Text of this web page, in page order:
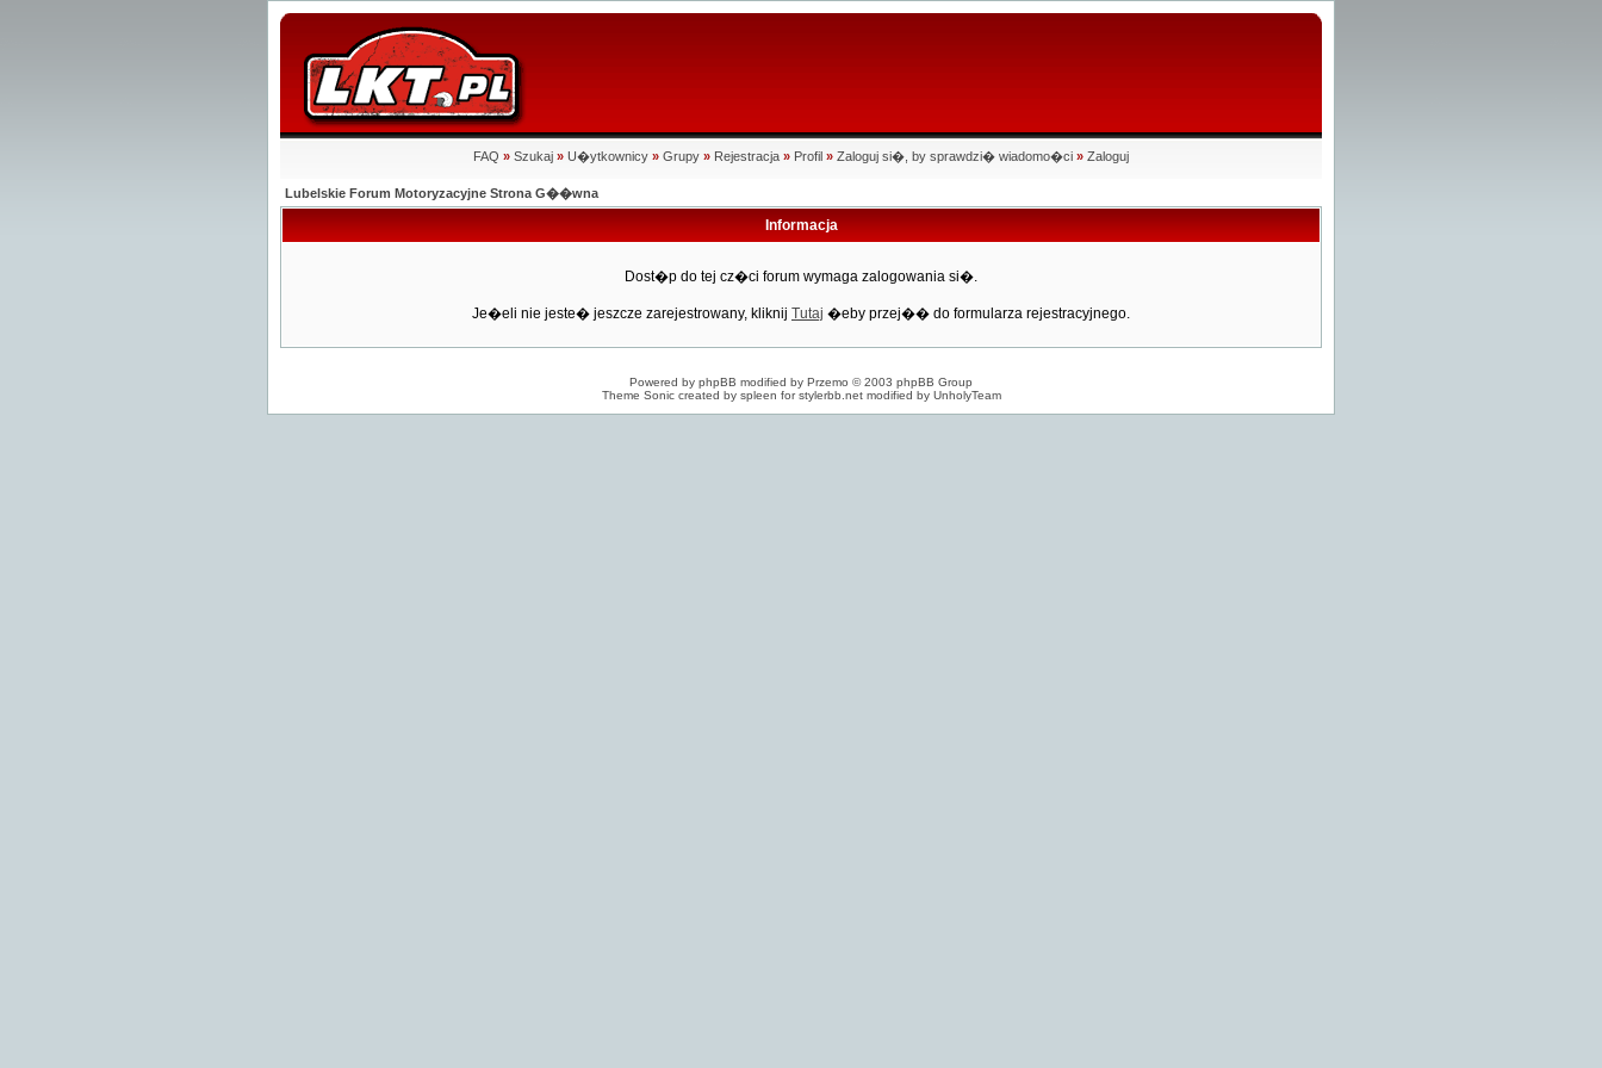
FAQ » Szukaj » U�ytkownicy » Grupy » Rejestracja » Profil » Zaloguj si�, by sprawdzi� wiadomo�ci » Zaloguj
Lubelskie Forum Motoryzacyjne Strona G��wna
Informacja
Dost�p do tej cz�ci forum wymaga zalogowania si�.
Je�eli nie jeste� jeszcze zarejestrowany, kliknij Tutaj �eby przej�� do formularza rejestracyjnego.
Powered by phpBB modified by Przemo © 2003 phpBB Group
Theme Sonic created by spleen forstylerbb.netmodified by UnholyTeam